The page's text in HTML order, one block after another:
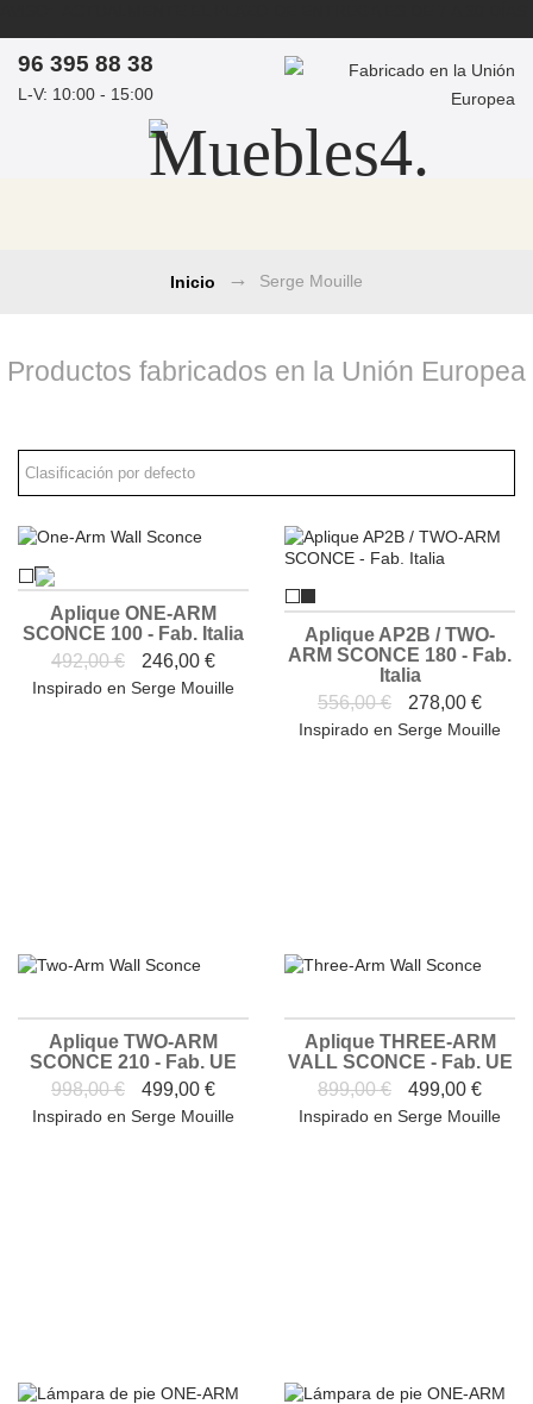
ASESORAMIENTO PERSONAL POR ARQUITECTOS DE
INTERIORES - PROYECTOS DE OBRA
COMPRAS MEDIANTE PROFORMA / PRESUPUESTO -
info@muebles4.com
96 395 88 38
L-V: 10:00 - 15:00
Inicio
Serge Mouille
Productos fabricados en la Unión Europea
Aplique ONE-ARM
SCONCE 100 - Fab. Italia
492,00 €
246,00 €
Inspirado en Serge Mouille
Aplique AP2B / TWO-
ARM SCONCE 180 - Fab.
Italia
556,00 €
278,00 €
Inspirado en Serge Mouille
Aplique TWO-ARM
SCONCE 210 - Fab. UE
998,00 €
499,00 €
Inspirado en Serge Mouille
Aplique THREE-ARM
VALL SCONCE - Fab. UE
899,00 €
499,00 €
Inspirado en Serge Mouille